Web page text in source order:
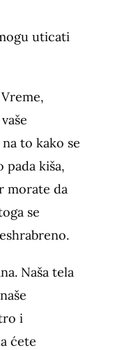
uticati
to kako se
pada kiša,
morate da
se
Naša tela
i
ćete